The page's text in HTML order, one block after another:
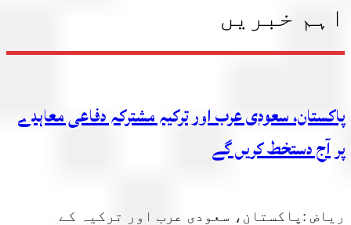
اہم خبریں
پاکستان، سعودی عرب اور ترکیہ مشترکہ دفاعی معاہدے
پر آج دستخط کریں گے
ریاض :پاکستان، سعودی عرب اور ترکیہ کے